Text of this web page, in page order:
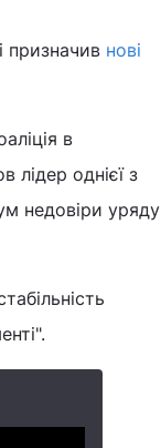
призначив нові
в
лідер однієї з
недовіри уряду